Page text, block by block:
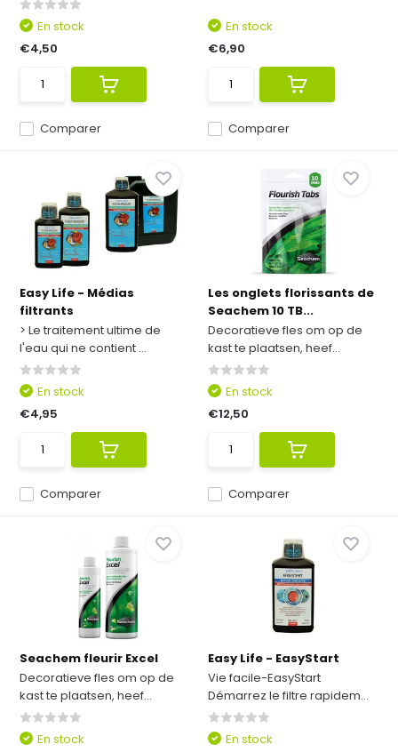
Comparer
En stock
€4,50
Comparer
En stock
€6,90
Easy Life - Médias
filtrants
> Le traitement ultime de
l'eau qui ne contient ...
Comparer
En stock
€4,95
Les onglets florissants de
Seachem 10 TB...
Decoratieve fles om op de
kast te plaatsen, heef...
Comparer
En stock
€12,50
Seachem fleurir Excel
Decoratieve fles om op de
kast te plaatsen, heef...
En stock
Easy Life - EasyStart
Vie facile-EasyStart
Démarrez le filtre rapidem...
En stock